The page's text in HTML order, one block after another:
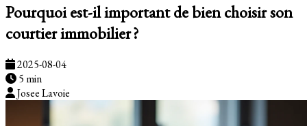
Pourquoi est-il important de bien choisir son
courtier immobilier ?
2025-08-04
5 min
Josee Lavoie